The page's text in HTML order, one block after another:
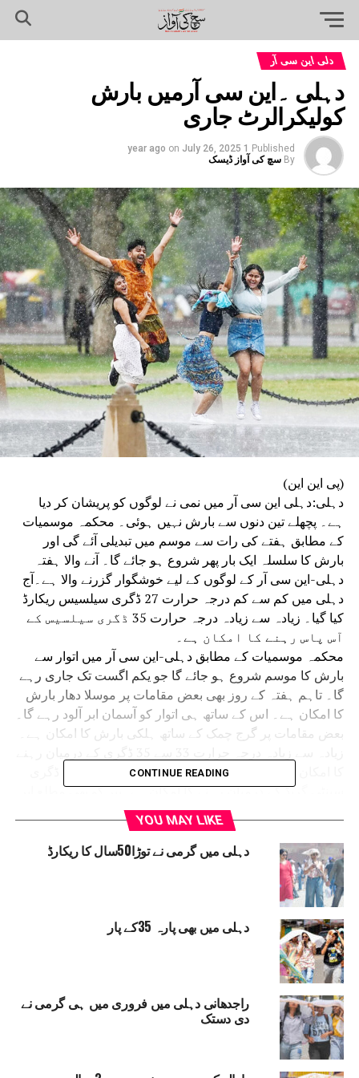
دلی این سی آر
دہلی ۔این سی آرمیں بارش
کولیکرالرٹ جاری
Published
1 year ago
on July 26, 2025
By سچ کی آواز ڈیسک
(پی این این)
دہلی:دہلی این سی آر میں نمی نے لوگوں کو پریشان کر دیا
ہے۔ پچھلے تین دنوں سے بارش نہیں ہوئی۔ محکمہ موسمیات
کے مطابق ہفتے کی رات سے موسم میں تبدیلی آئے گی اور
بارش کا سلسلہ ایک بار پھر شروع ہو جائے گا۔ آنے والا ہفتہ
دہلی-این سی آر کے لوگوں کے لیے خوشگوار گزرنے والا ہے۔آج
دہلی میں کم سے کم درجہ حرارت 27 ڈگری سیلسیس ریکارڈ
کیا گیا۔ زیادہ سے زیادہ درجہ حرارت 35 ڈگری سیلسیس کے
آس پاس رہنے کا امکان ہے۔
محکمہ موسمیات کے مطابق دہلی-این سی آر میں اتوار سے
بارش کا موسم شروع ہو جائے گا جو یکم اگست تک جاری رہے
گا۔ تاہم ہفتہ کے روز بھی بعض مقامات پر موسلا دھار بارش
کا امکان ہے۔ اس کے ساتھ ہی اتوار کو آسمان ابر آلود رہے گا۔
بعض مقامات پر گرج چمک کے ساتھ ہلکی بارش کا امکان ہے۔
سینٹی گریڈ کے درمیان رہنے کا امکان ہے۔پیر کو بھی مطلع ابر
آلود رہے گا اور ہلکی سے درمیانی بارش کا امکان ہے۔ زیادہ
سیلسیس کے درمیان رہنے کا امکان ہے۔ جبکہ کم سے کم
درجہ حرارت میں کوئی تبدیلی نہیں دیکھی جائے گی۔
محکمہ موسمیات کے مطابق منگل کو بھی گرج چمک کے ساتھ
ہلکی سے درمیانی بارش کا امکان ہے۔ جس کی وجہ سے زیادہ
ہے۔ بدھ کو بھی بارش ہوگی اور زیادہ سے زیادہ درجہ حرارت
میں کسی تبدیلی کا کوئی امکان نہیں ہے۔ کم سے کم درجہ
حرارت ایک ڈگری گر کر 24 سے 26 ڈگری سیلسیس کے
درمیان رہنے کا امکان ہے۔
محکمہ موسمیات کے مطابق جمعرات اور جمعہ کو بھی آسمان
ابر آلود رہے گا۔ دونوں دنوں گرج چمک کے ساتھ ہلکی سے
CONTINUE READING
YOU MAY LIKE
دہلی میں گرمی نے توڑا50سال کا ریکارڈ
دہلی میں بھی پارہ 35کے پار
راجدھانی دہلی میں فروری میں ہی گرمی نے
دی دستک